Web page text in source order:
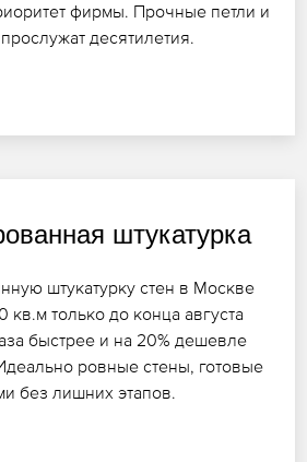
фирмы. Прочные петли и
десятилетия.
штукатурка
штукатурку стен в Москве
кв.м только до конца августа
быстрее и на 20% дешевле
ровные стены, готовые
без лишних этапов.